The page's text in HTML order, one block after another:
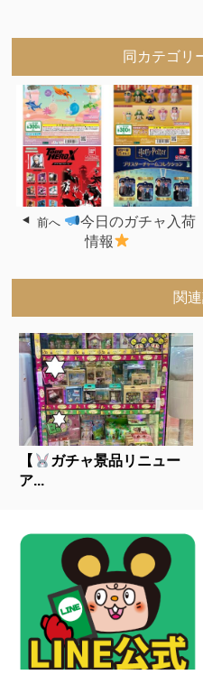
同カテゴリ
前へ
今日のガチャ入荷
情報
関
【
ガチャ景品リニュー
ア...